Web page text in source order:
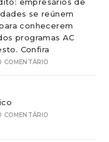
se reúnem
conhecerem
programas AC
Confira
COMENTÁRIO
COMENTÁRIO